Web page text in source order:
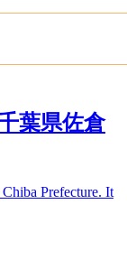
葉県佐倉
Prefecture. It